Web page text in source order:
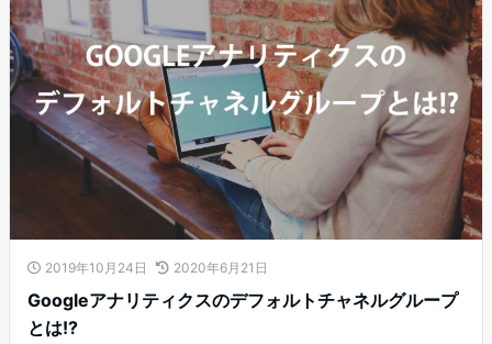
2019年10月24日 2020年6月21日
Googleアナリティクスのデフォルトチャネルグループ
とは!?